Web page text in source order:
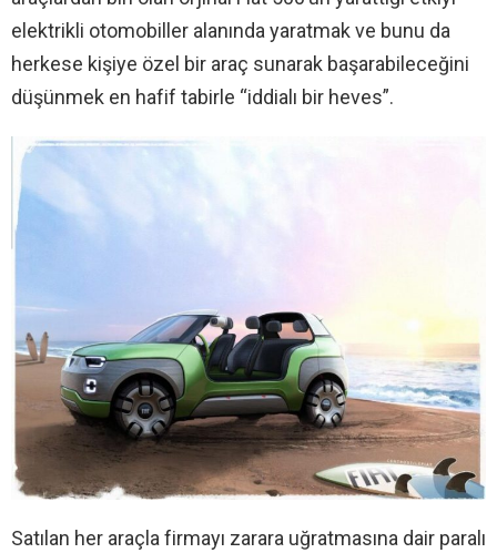
elektrikli otomobiller alanında yaratmak ve bunu da
herkese kişiye özel bir araç sunarak başarabileceğini
düşünmek en hafif tabirle “iddialı bir heves”.
Satılan her araçla firmayı zarara uğratmasına dair paralı